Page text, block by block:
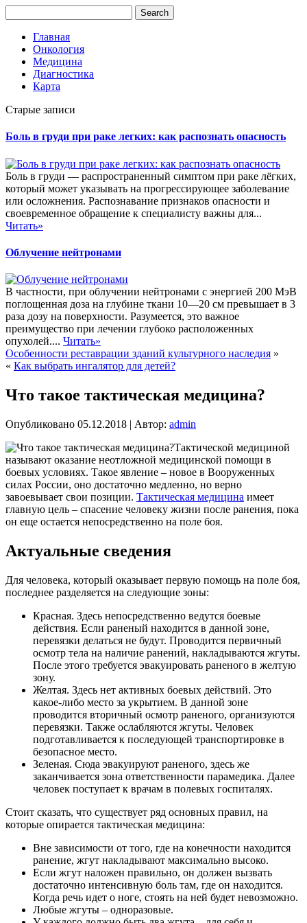
Главная
Онкология
Медицина
Диагностика
Карта
Старые записи
Боль в груди при раке легких: как распознать опасность
Боль в груди — распространенный симптом при раке лёгких,
который может указывать на прогрессирующее заболевание
или осложнения. Распознавание признаков опасности и
своевременное обращение к специалисту важны для...
Читать»
Облучение нейтронами
В частности, при облучении нейтронами с энергией 200 МэВ
поглощенная доза на глубине ткани 10—20 см превышает в 3
раза дозу на поверхности. Разумеется, это важное
преимущество при лечении глубоко расположенных
опухолей.... Читать»
Особенности реставрации зданий культурного наследия »
« Как выбрать ингалятор для детей?
Что такое тактическая медицина?
Опубликовано 05.12.2018 | Автор: admin
Тактической медициной
называют оказание неотложной медицинской помощи в
боевых условиях. Такое явление – новое в Вооруженных
силах России, оно достаточно медленно, но верно
завоевывает свои позиции. Тактическая медицина имеет
главную цель – спасение человеку жизни после ранения, пока
он еще остается непосредственно на поле боя.
Актуальные сведения
Для человека, который оказывает первую помощь на поле боя,
последнее разделяется на следующие зоны:
Красная. Здесь непосредственно ведутся боевые
действия. Если раненый находится в данной зоне,
перевязки делаться не будут. Проводится первичный
осмотр тела на наличие ранений, накладываются жгуты.
После этого требуется эвакуировать раненого в желтую
зону.
Желтая. Здесь нет активных боевых действий. Это
какое-либо место за укрытием. В данной зоне
проводится вторичный осмотр раненого, организуются
перевязки. Также ослабляются жгуты. Человек
подготавливается к последующей транспортировке в
безопасное место.
Зеленая. Сюда эвакуируют раненого, здесь же
заканчивается зона ответственности парамедика. Далее
человек поступает к врачам в полевых госпиталях.
Стоит сказать, что существует ряд основных правил, на
которые опирается тактическая медицина:
Вне зависимости от того, где на конечности находится
ранение, жгут накладывают максимально высоко.
Если жгут наложен правильно, он должен вызвать
достаточно интенсивную боль там, где он находится.
Когда речь идет о ноге, стоять на ней будет невозможно.
Любые жгуты – одноразовые.